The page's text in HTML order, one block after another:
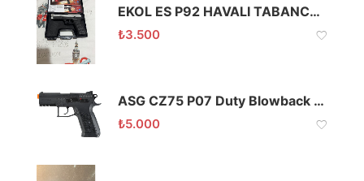
EKOL ES P92 HAVALI TABANCA SIFIR GİBİ
₺3.500
ASG CZ75 P07 Duty Blowback Havalı Tabanca
₺5.000